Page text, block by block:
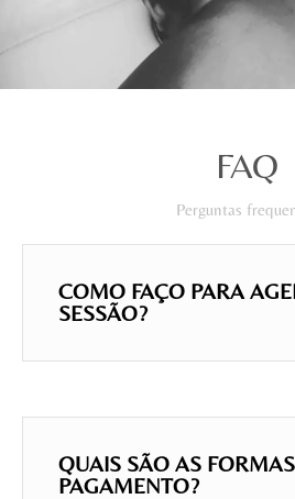
FAQ
Perguntas
COMO FAÇO PARA
SESSÃO?
QUAIS SÃO AS
PAGAMENTO?